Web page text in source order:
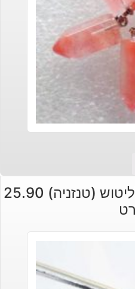
אבן חן: טנזנייט גלם לליטוש (טנזניה) 25.90